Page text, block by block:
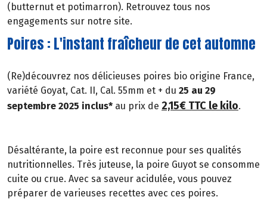
(butternut et potimarron). Retrouvez tous nos
engagements sur notre site.
Poires : L'instant fraîcheur de cet automne
(Re)découvrez nos délicieuses poires bio origine France,
variété Goyat, Cat. II, Cal. 55mm et + du 25 au 29
septembre 2025 inclus* au prix de 2,15€ TTC le kilo.
Désaltérante, la poire est reconnue pour ses qualités
nutritionnelles. Très juteuse, la poire Guyot se consomme
cuite ou crue. Avec sa saveur acidulée, vous pouvez
préparer de varieuses recettes avec ces poires.